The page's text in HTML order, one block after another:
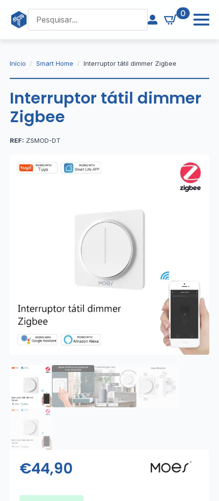
0
Início Smart Home Interruptor tátil dimmer Zigbee
Interruptor tátil dimmer
Zigbee
REF: ZSMOD-DT
€44,90